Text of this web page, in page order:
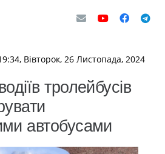
Вівторок, 26 Листопада, 2024
тролейбусів
автобусами